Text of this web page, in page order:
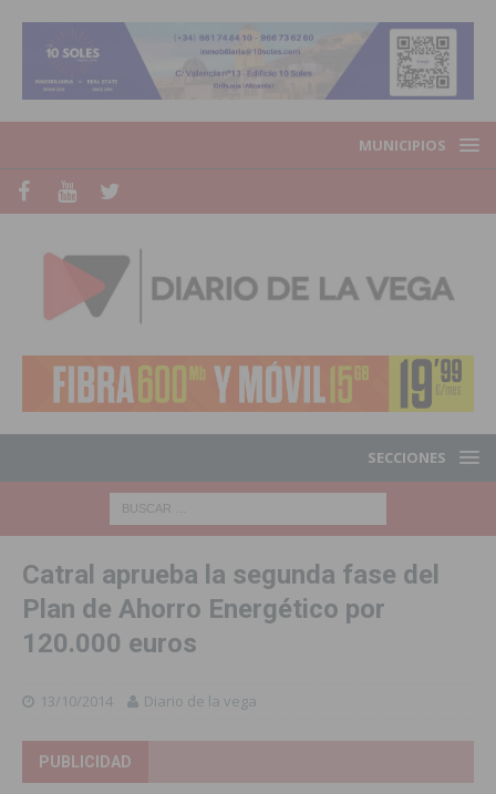
MUNICIPIOS
SECCIONES
Catral aprueba la segunda fase del
Plan de Ahorro Energético por
120.000 euros
13/10/2014 Diario de la vega
PUBLICIDAD